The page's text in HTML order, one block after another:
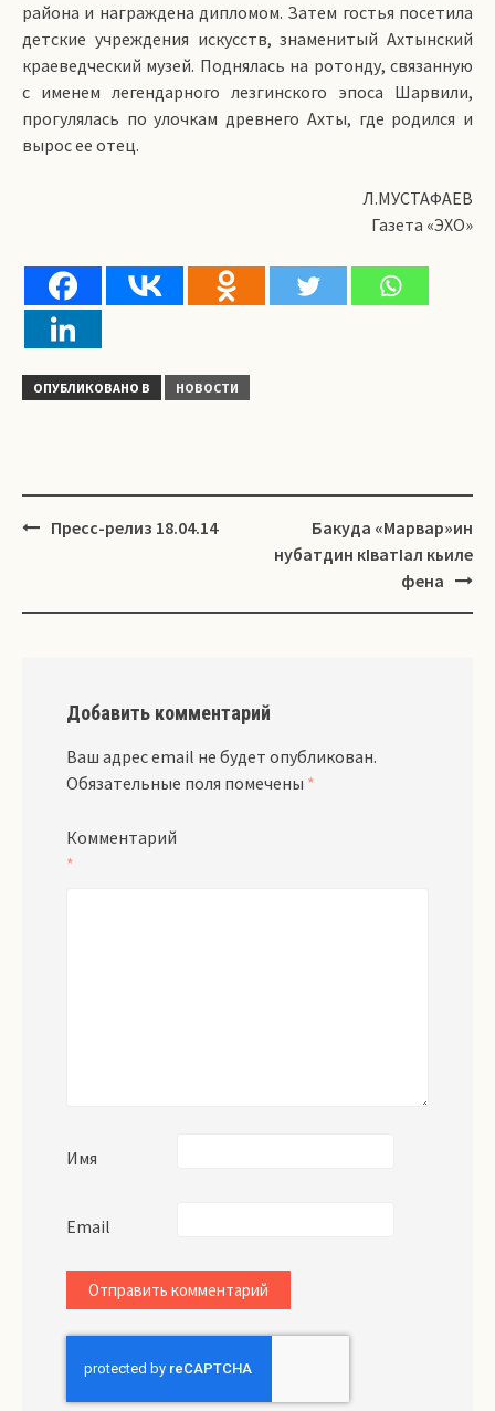
района и награждена дипломом. Затем гостья посетила
детские учреждения искусств, знаменитый Ахтынский
краеведческий музей. Поднялась на ротонду, связанную
с именем легендарного лезгинского эпоса Шарвили,
прогулялась по улочкам древнего Ахты, где родился и
вырос ее отец.
Л.МУСТАФАЕВ
Газета «ЭХО»
ОПУБЛИКОВАНО В НОВОСТИ
Навигация
Пресс-релиз 18.04.14
Бакуда «Марвар»ин
нубатдин кIватIал кьиле
фена
Добавить комментарий
Ваш адрес email не будет опубликован.
Обязательные поля помечены *
Комментарий
*
Имя
Email